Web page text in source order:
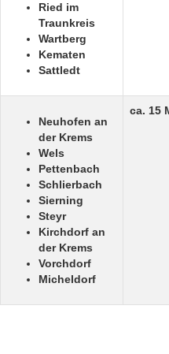
Ried im
Traunkreis
Wartberg
Kematen
Sattledt
Neuhofen an
der Krems
Wels
Pettenbach
Schlierbach
Sierning
Steyr
Kirchdorf an
der Krems
Vorchdorf
Micheldorf
ca. 15